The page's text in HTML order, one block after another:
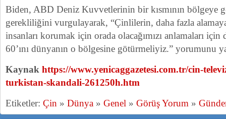
Biden, ABD Deniz Kuvvetlerinin bir kısmının bölgeye
gerekliliğini vurgulayarak, “Çinlilerin, daha fazla
insanları korumak için orada olacağımızı anlamaları
60’ını dünyanın o bölgesine götürmeliyiz.” yorumunu
Kaynak https://www.yenicaggazetesi.com.tr/cin-
turkistan-skandali-261250h.htm
Etiketler: Çin » Dünya » Genel » Görüş Yorum »